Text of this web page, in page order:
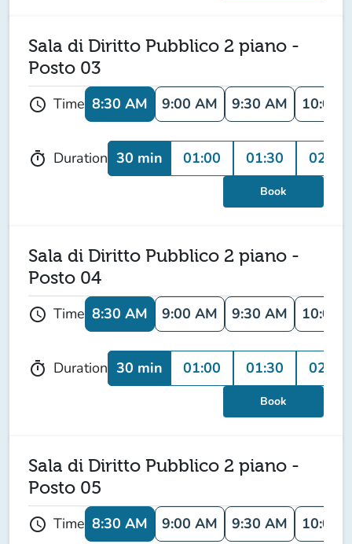
Sala di Diritto Pubblico 2 piano -
Posto 03
schedule Time 8:30 AM 9:00 AM 9:30 AM 10:00
timer Duration 30 min 01:00 01:30 02:00
Book
Sala di Diritto Pubblico 2 piano -
Posto 04
schedule Time 8:30 AM 9:00 AM 9:30 AM 10:00
timer Duration 30 min 01:00 01:30 02:00
Book
Sala di Diritto Pubblico 2 piano -
Posto 05
schedule Time 8:30 AM 9:00 AM 9:30 AM 10:00